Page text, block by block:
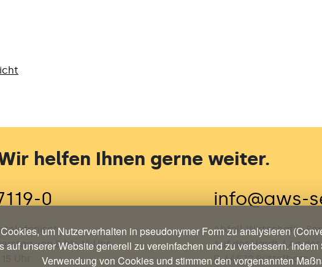
helfen Ihnen gerne weiter.
0
telefonisch
von 8 bis 16 Uhr
info@aws-
Abfall-Wirtschafts-
Auf der Hardt / An der
D-64572 Büttelborn
um Nutzerverhalten in pseudonymer Form zu analysieren
auf unserer Website generell zu vereinfachen und zu verbessern.
Verwendung von Cookies und stimmen den vorgenannten